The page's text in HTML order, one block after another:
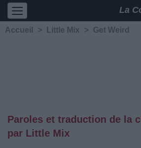
La
Accueil > Little Mix > Get Weird
Paroles et traduction de la
par Little Mix